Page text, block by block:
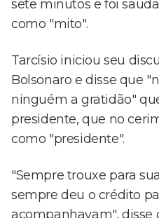
sete minutos e foi
como "mito".
Tarcísio iniciou seu
Bolsonaro e disse que
ninguém a gratidão"
presidente, que no
como "presidente".
"Sempre trouxe para
sempre deu o crédito
acompanhavam", disse